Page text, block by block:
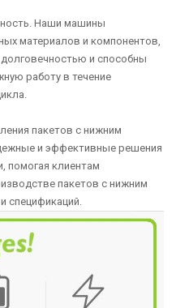
Наши машины
материалов и компонентов,
и способны
работу в течение
пакетов с нижним
и эффективные решения
помогая клиентам
пакетов с нижним
спецификаций.